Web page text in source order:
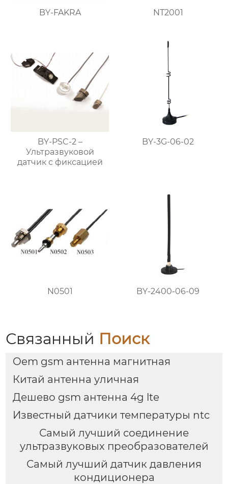
BY-FAKRA NT2001
BY-PSC-2 –
Ультразвуковой
датчик с фиксацией
BY-3G-06-02
N0501 BY-2400-06-09
Связанный Поиск
Oem gsm антенна магнитная
Китай антенна уличная
Дешево gsm антенна 4g lte
Известный датчики температуры ntc
Самый лучший соединение
ультразвуковых преобразователей
Самый лучший датчик давления
кондиционера